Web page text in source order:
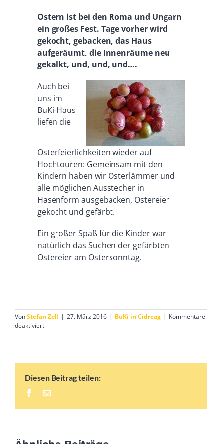
Ostern ist bei den Roma und Ungarn
ein großes Fest. Tage vorher wird
gekocht, gebacken, das Haus
aufgeräumt, die Innenräume neu
gekalkt, und, und, und….
Auch bei
uns im
BuKi-Haus
liefen die
Osterfeierlichkeiten wieder auf
Hochtouren: Gemeinsam mit den
Kindern haben wir Osterlämmer und
alle möglichen Ausstecher in
Hasenform ausgebacken, Ostereier
gekocht und gefärbt.
Ein großer Spaß für die Kinder war
natürlich das Suchen der gefärbten
Ostereier am Ostersonntag.
VonStefan Zell | 27. März 2016 | BuKi in Cidreag | Kommentare
deaktiviertfür
Ostern
Diesen Beitrag teilen:
Facebook
E-